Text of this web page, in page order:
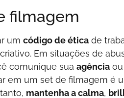
filmagem
um código de ética de
Em situações de
comunique sua agência
em um set de filmagem é
mantenha a calma,